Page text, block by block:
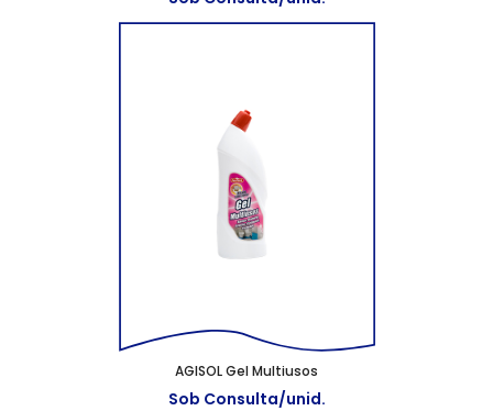
AGISOL Gel Multiusos
Sob Consulta/unid.